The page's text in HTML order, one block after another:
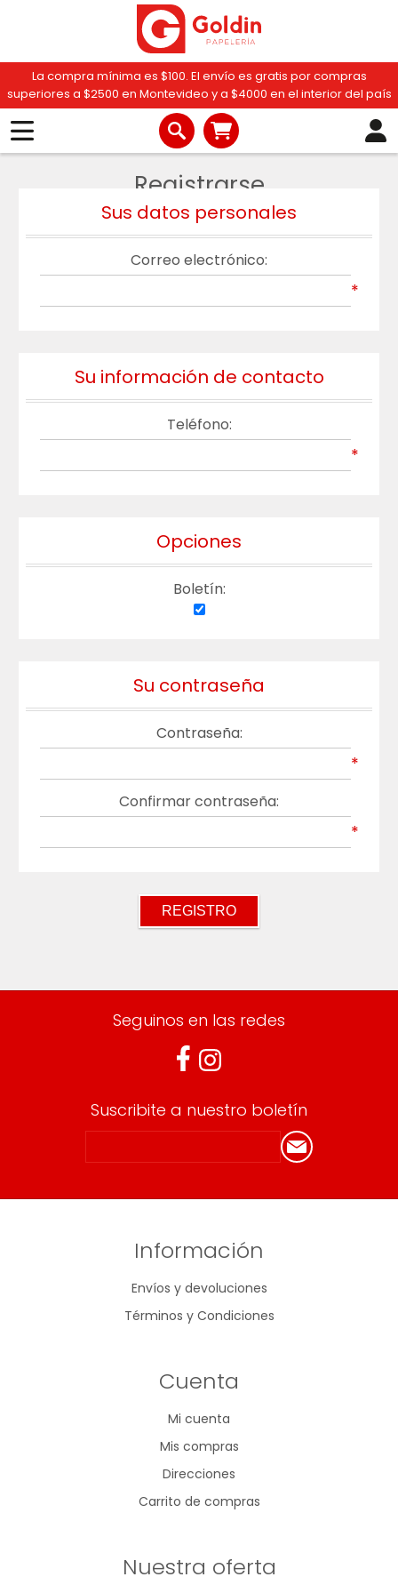
La compra mínima es $100. El envío es gratis por compras
superiores a $2500 en Montevideo y a $4000 en el interior del país
Registrarse
Sus datos personales
Correo electrónico:
*
Su información de contacto
Teléfono:
*
Opciones
Boletín:
Su contraseña
Contraseña:
*
Confirmar contraseña:
*
Seguinos en las redes
Suscribite a nuestro boletín
Información
Envíos y devoluciones
Términos y Condiciones
Cuenta
Mi cuenta
Mis compras
Direcciones
Carrito de compras
Nuestra oferta